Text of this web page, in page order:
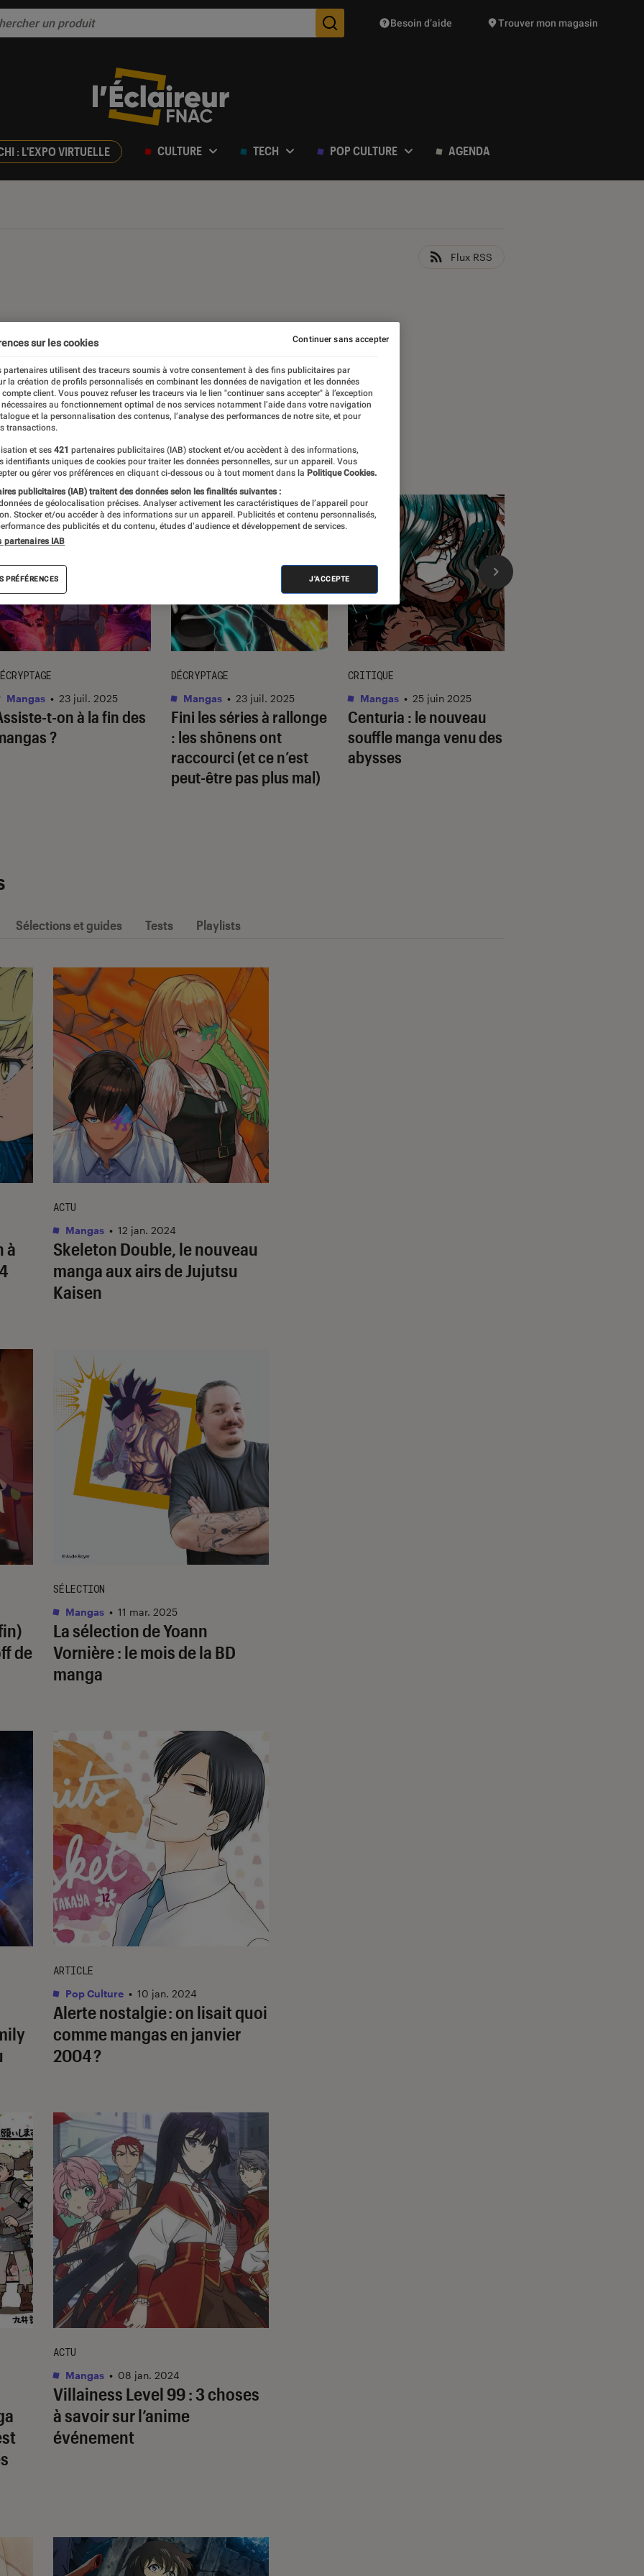
Des suggestions de produits vont vous être proposées
Besoin d’aide Trouver mon magasin
: L'EXPO VIRTUELLE CULTURE TECH POP CULTURE AGENDA
Flux RSS
en 1978 au triomphe de One Piece,
en France. Avec l’Éclaireur Fnac, ne
sorties manga.
t-on à la fin des
?
Mangas • 23 juil. 2025
Fini les séries à rallonge
: les shōnens ont
raccourci (et ce n’est
peut-être pas plus mal)
DÉCRYPTAGE
Mangas • 23 juil. 2025
Centuria : le nouveau
souffle manga venu des
abysses
CRITIQUE
Mangas • 25 juin 2025
Sélections et guides Tests Playlists
à
Skeleton Double, le nouveau
manga aux airs deJujutsu
Kaisen
ACTU
Mangas • 12 jan. 2024
de
La sélection de Yoann
Vornière : le mois de la BD
manga
SÉLECTION
Mangas • 11 mar. 2025
Alerte nostalgie : on lisait quoi
comme mangas en janvier
2004 ?
ARTICLE
Pop Culture • 10 jan. 2024
Villainess Level 99: 3 choses
à savoir sur l’anime
événement
ACTU
Mangas • 08 jan. 2024
sur les cookies
partenaires utilisent des traceurs soumis à votre consentement à des fins publicitaires par
la création de profils personnalisés en combinant les données de navigation et les données
client. Vous pouvez refuser les traceurs via le lien "continuer sans accepter" à l’exception
au fonctionnement optimal de nos services notamment l’aide dans votre navigation
et la personnalisation des contenus, l’analyse des performances de notre site, et pour
transactions.
et ses 421 partenaires publicitaires (IAB) stockent et/ou accèdent à des informations,
identifiants uniques de cookies pour traiter les données personnelles, sur un appareil. Vous
ou gérer vos préférences en cliquant ci-dessous ou à tout moment dans la Politique Cookies.
publicitaires (IAB) traitent des données selon les finalités suivantes :
de géolocalisation précises. Analyser activement les caractéristiques de l’appareil pour
Stocker et/ou accéder à des informations sur un appareil. Publicités et contenu personnalisés,
des publicités et du contenu, études d’audience et développement de services.
partenaires IAB
PRÉFÉRENCES J'ACCEPTE
Continuer sans accepter